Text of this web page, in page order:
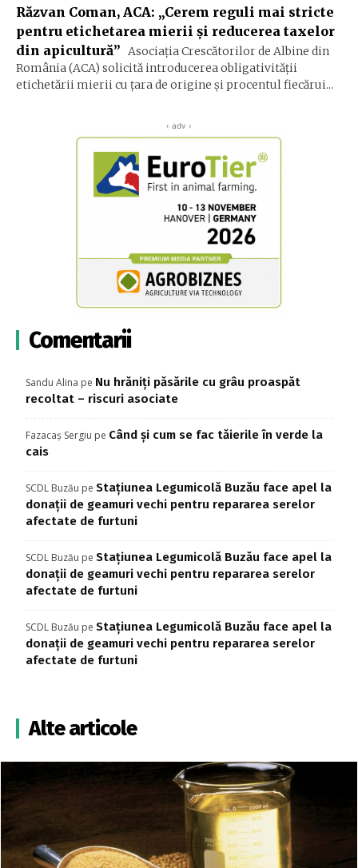
Răzvan Coman, ACA: „Cerem reguli mai stricte
pentru etichetarea mierii și reducerea taxelor
din apicultură” Asociaţia Crescătorilor de Albine din
România (ACA) solicită introducerea obligativităţii
etichetării mierii cu ţara de origine şi procentul fiecărui...
‹ adv ›
Comentarii
Sandu Alina pe Nu hrăniți păsările cu grâu proaspăt
recoltat – riscuri asociate
Fazacaș Sergiu pe Când și cum se fac tăierile în verde la
cais
SCDL Buzău pe Stațiunea Legumicolă Buzău face apel la
donații de geamuri vechi pentru repararea serelor
afectate de furtuni
SCDL Buzău pe Stațiunea Legumicolă Buzău face apel la
donații de geamuri vechi pentru repararea serelor
afectate de furtuni
SCDL Buzău pe Stațiunea Legumicolă Buzău face apel la
donații de geamuri vechi pentru repararea serelor
afectate de furtuni
Alte articole